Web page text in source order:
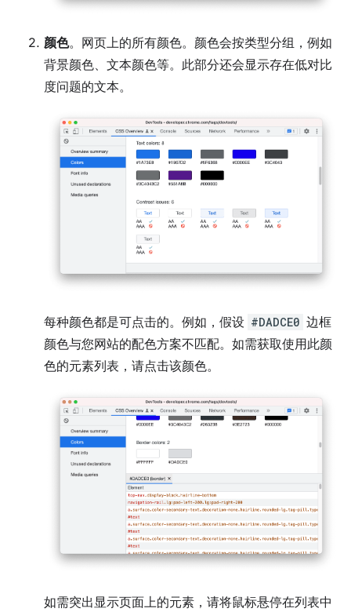
颜色。网页上的所有颜色。颜色会按类型分组，例如
背景颜色、文本颜色等。此部分还会显示存在低对比
度问题的文本。
每种颜色都是可点击的。例如，假设 #DADCE0 边框
颜色与您网站的配色方案不匹配。如需获取使用此颜
色的元素列表，请点击该颜色。
如需突出显示页面上的元素，请将鼠标悬停在列表中